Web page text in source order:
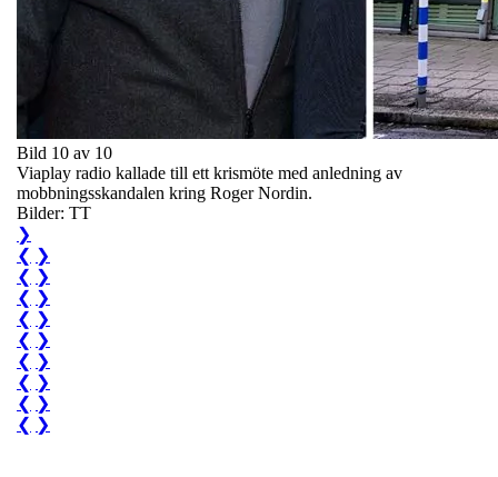
Bild 10 av 10
Viaplay radio kallade till ett krismöte med anledning av
mobbningsskandalen kring Roger Nordin.
Bilder: TT
❯
❮ ❯
❮ ❯
❮ ❯
❮ ❯
❮ ❯
❮ ❯
❮ ❯
❮ ❯
❮ ❯